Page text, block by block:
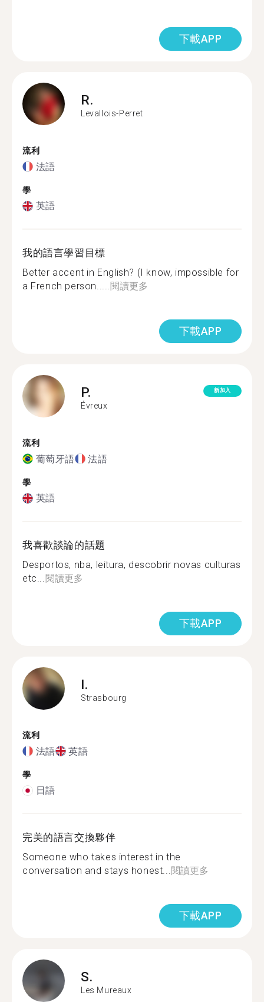
下載APP
R.
Levallois-Perret
流利
法語
學
英語
我的語言學習目標
Better accent in English? (I know, impossible for
a French person.....閱讀更多
下載APP
P.
Évreux
新加入
流利
葡萄牙語 法語
學
英語
我喜歡談論的話題
Desportos, nba, leitura, descobrir novas culturas
etc...閱讀更多
下載APP
I.
Strasbourg
流利
法語 英語
學
日語
完美的語言交換夥伴
Someone who takes interest in the
conversation and stays honest...閱讀更多
下載APP
S.
Les Mureaux